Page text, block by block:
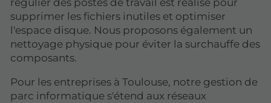
régulier des postes de travail est réalisé pour
supprimer les fichiers inutiles et optimiser
l'espace disque. Nous proposons également un
nettoyage physique pour éviter la surchauffe des
composants.
Pour les entreprises à Toulouse, notre gestion de
parc informatique s'étend aux réseaux